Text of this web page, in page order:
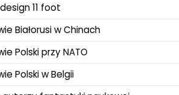
11 foot
Białorusi w Chinach
Polski przy NATO
Polski w Belgii